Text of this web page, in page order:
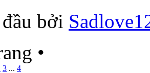
bởi
•
3 ... 4